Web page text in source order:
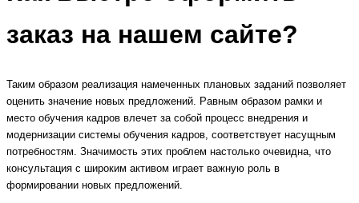
заказ на нашем сайте?
Таким образом реализация намеченных плановых заданий позволяет
оценить значение новых предложений. Равным образом рамки и
место обучения кадров влечет за собой процесс внедрения и
модернизации системы обучения кадров, соответствует насущным
потребностям. Значимость этих проблем настолько очевидна, что
консультация с широким активом играет важную роль в
формировании новых предложений.